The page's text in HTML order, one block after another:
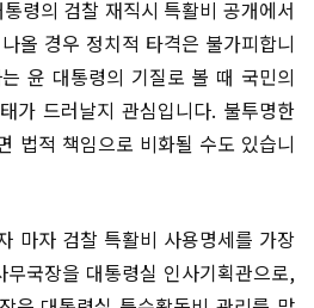
령의 검찰 재직시 특활비 공개에서
올 경우 정치적 타격은 불가피합니
윤 대통령의 기질로 볼 때 국민의
가 드러날지 관심입니다. 불투명한
법적 책임으로 비화될 수도 있습니
마자 검찰 특활비 사용명세를 가장
국장을 대통령실 인사기획관으로,